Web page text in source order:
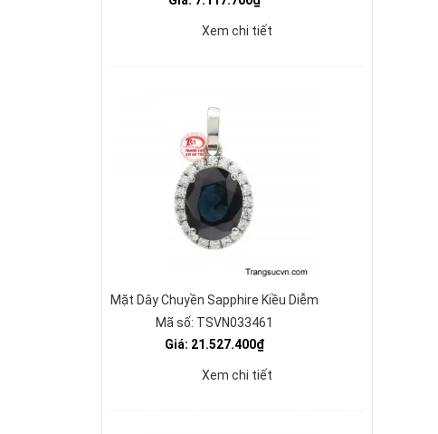
Xem chi tiết
Mặt Dây Chuyền Sapphire Kiều Diễm
Mã số: TSVN033461
Giá: 21.527.400₫
Xem chi tiết